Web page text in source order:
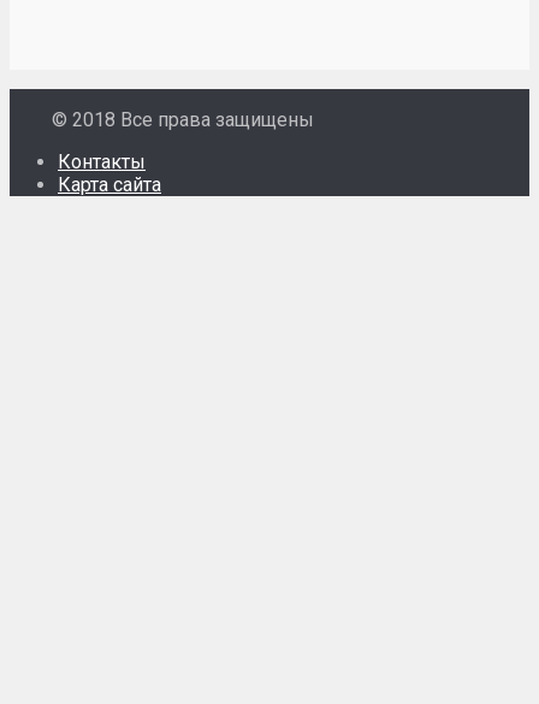
© 2018 Все права защищены
Контакты
Карта сайта